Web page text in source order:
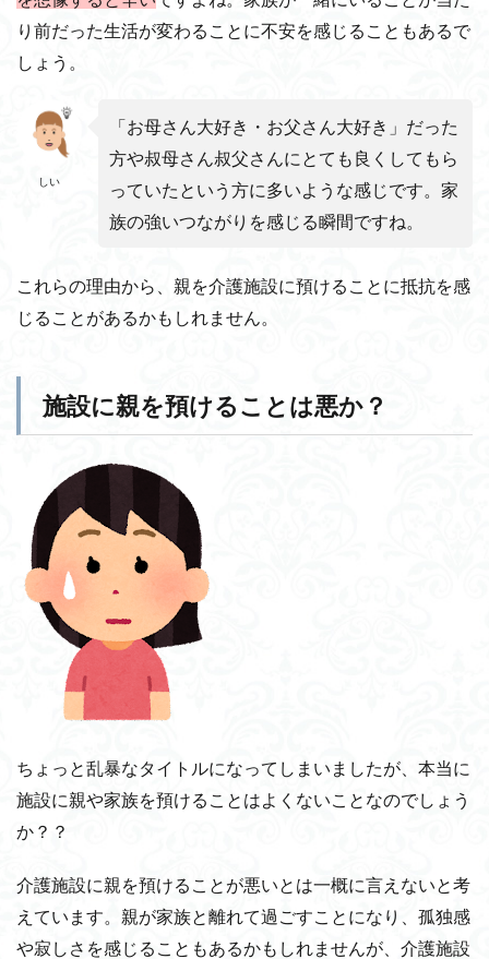
り前だった生活が変わることに不安を感じることもあるで
しょう。
しい
「お母さん大好き・お父さん大好き」だった
方や叔母さん叔父さんにとても良くしてもら
っていたという方に多いような感じです。家
族の強いつながりを感じる瞬間ですね。
これらの理由から、親を介護施設に預けることに抵抗を感
じることがあるかもしれません。
施設に親を預けることは悪か？
ちょっと乱暴なタイトルになってしまいましたが、本当に
施設に親や家族を預けることはよくないことなのでしょう
か？？
介護施設に親を預けることが悪いとは一概に言えないと考
えています。親が家族と離れて過ごすことになり、孤独感
や寂しさを感じることもあるかもしれませんが、介護施設